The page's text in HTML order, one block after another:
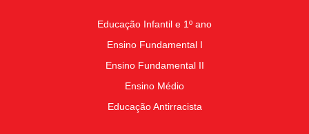
Educação Infantil e 1º ano
Ensino Fundamental I
Ensino Fundamental II
Ensino Médio
Educação Antirracista